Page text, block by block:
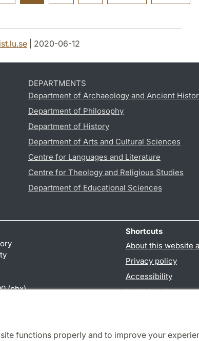
functions properly and to improve your
.se| 2020-06-12
DEPARTMENTS
Department of Archaeology and Ancient
Department of Philosophy
Department of History
Department of Arts and Cultural Sciences
Centre for Languages and Literature
Centre for Theology and Religious Studies
Department of Educational Sciences
(pbx)
Shortcuts
About this website
Privacy policy
Accessibility
TYPO3-login